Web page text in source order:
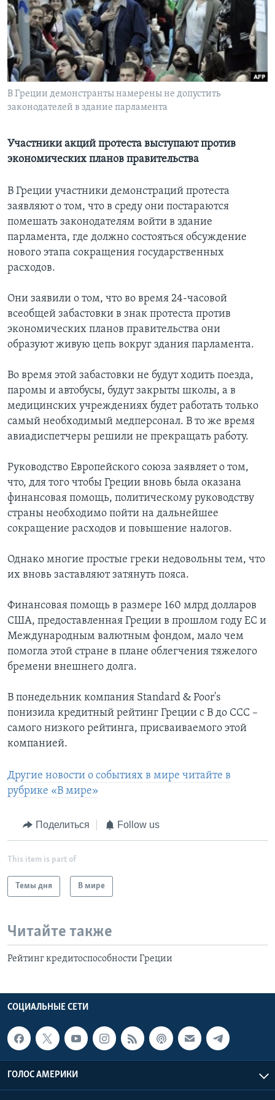
Learning English
СОЦИАЛЬНЫЕ СЕТИ
Языки
В Греции демонстранты намерены не допустить
законодателей в здание парламента
Участники акций протеста выступают против
экономических планов правительства
В Греции участники демонстраций протеста
заявляют о том, что в среду они постараются
помешать законодателям войти в здание
парламента, где должно состояться обсуждение
нового этапа сокращения государственных
расходов.
Они заявили о том, что во время 24-часовой
всеобщей забастовки в знак протеста против
экономических планов правительства они
образуют живую цепь вокруг здания парламента.
Во время этой забастовки не будут ходить поезда,
паромы и автобусы, будут закрыты школы, а в
медицинских учреждениях будет работать только
самый необходимый медперсонал. В то же время
авиадиспетчеры решили не прекращать работу.
Руководство Европейского союза заявляет о том,
что, для того чтобы Греции вновь была оказана
финансовая помощь, политическому руководству
страны необходимо пойти на дальнейшее
сокращение расходов и повышение налогов.
Однако многие простые греки недовольны тем, что
их вновь заставляют затянуть пояса.
Финансовая помощь в размере 160 млрд долларов
США, предоставленная Греции в прошлом году ЕС и
Международным валютным фондом, мало чем
помогла этой стране в плане облегчения тяжелого
бремени внешнего долга.
В понедельник компания Standard & Poor's
понизила кредитный рейтинг Греции с В до ССС –
самого низкого рейтинга, присваиваемого этой
компанией.
Другие новости о событиях в мире читайте в
рубрике «В мире»
Поделиться Follow us
This item is part of
Темы дня В мире
Читайте также
Рейтинг кредитоспособности Греции
СОЦИАЛЬНЫЕ СЕТИ
ГОЛОС АМЕРИКИ